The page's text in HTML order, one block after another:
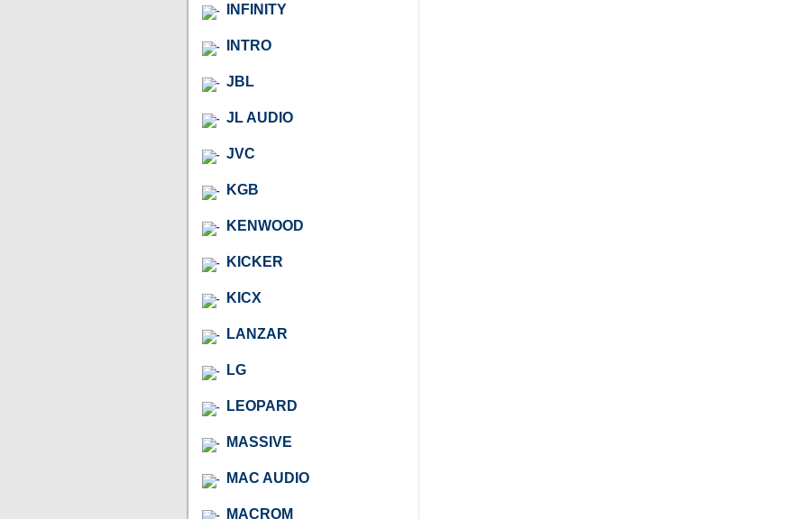
INFINITY
INTRO
JBL
JL AUDIO
JVC
KGB
KENWOOD
KICKER
KICX
LANZAR
LG
LEOPARD
MASSIVE
MAC AUDIO
MACROM